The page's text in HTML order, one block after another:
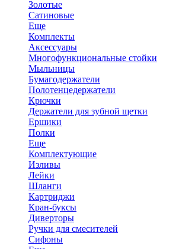
Золотые
Сатиновые
Еще
Комплекты
Аксессуары
Многофункциональные стойки
Мыльницы
Бумагодержатели
Полотенцедержатели
Крючки
Держатели для зубной щетки
Ершики
Полки
Еще
Комплектующие
Изливы
Лейки
Шланги
Картриджи
Кран-буксы
Диверторы
Ручки для смесителей
Сифоны